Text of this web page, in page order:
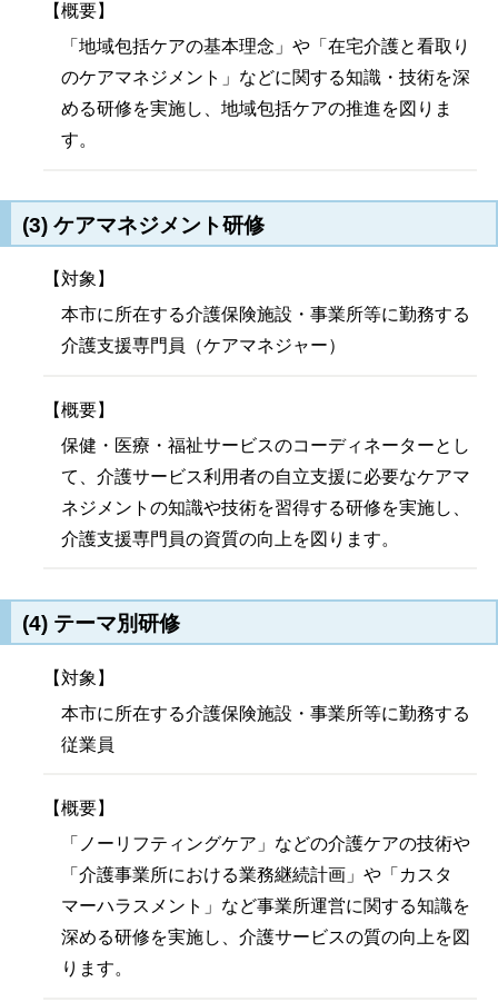
【概要】
「地域包括ケアの基本理念」や「在宅介護と看取り
のケアマネジメント」などに関する知識・技術を深
める研修を実施し、地域包括ケアの推進を図りま
す。
(3) ケアマネジメント研修
【対象】
本市に所在する介護保険施設・事業所等に勤務する
介護支援専門員（ケアマネジャー）
【概要】
保健・医療・福祉サービスのコーディネーターとし
て、介護サービス利用者の自立支援に必要なケアマ
ネジメントの知識や技術を習得する研修を実施し、
介護支援専門員の資質の向上を図ります。
(4) テーマ別研修
【対象】
本市に所在する介護保険施設・事業所等に勤務する
従業員
【概要】
「ノーリフティングケア」などの介護ケアの技術や
「介護事業所における業務継続計画」や「カスタ
マーハラスメント」など事業所運営に関する知識を
深める研修を実施し、介護サービスの質の向上を図
ります。